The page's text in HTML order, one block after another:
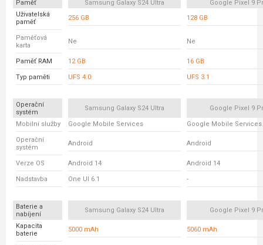
Paměť Samsung Galaxy S24 Ultra
Google Pixel 9
Uživatelská
paměť
256 GB 128 GB
Paměťová
karta
Ne Ne
Paměť RAM 12 GB 16 GB
Typ paměti UFS 4.0 UFS 3.1
Operační
systém
Samsung Galaxy S24 Ultra Google Pixel 9
Mobilní služby Google Mobile Services Google Mobile Services
Operační
systém
Android Android
Verze OS Android 14 Android 14
Nadstavba One UI 6.1 -
Baterie a
nabíjení
Samsung Galaxy S24 Ultra Google Pixel 9
Kapacita
baterie
5000 mAh 5060 mAh